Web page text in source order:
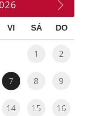
VI SÁ DO
1 2
7 8 9
14 15 16